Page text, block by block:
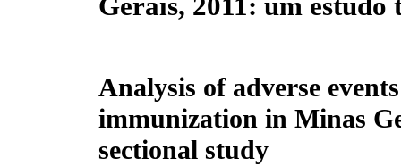
Analysis of adverse
immunization in Minas
sectional study